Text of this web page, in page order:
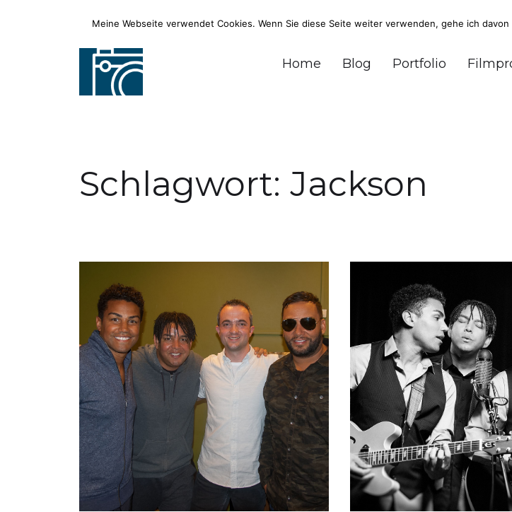
Fotograf, Journalist, Radiomoderator und Podcaster aus
Home Blog Portfolio
Schlagwort: Jackson
Meine Webseite verwendet Cookies. Wenn Sie diese Seite weiter verwenden, gehe ich